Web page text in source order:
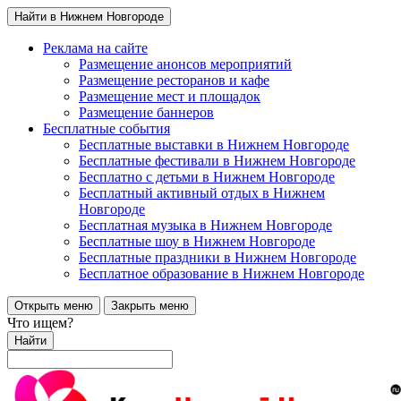
Найти в Нижнем Новгороде
Реклама на сайте
Размещение анонсов мероприятий
Размещение ресторанов и кафе
Размещение мест и площадок
Размещение баннеров
Бесплатные события
Бесплатные выставки в Нижнем Новгороде
Бесплатные фестивали в Нижнем Новгороде
Бесплатно с детьми в Нижнем Новгороде
Бесплатный активный отдых в Нижнем
Новгороде
Бесплатная музыка в Нижнем Новгороде
Бесплатные шоу в Нижнем Новгороде
Бесплатные праздники в Нижнем Новгороде
Бесплатное образование в Нижнем Новгороде
Открыть меню Закрыть меню
Что ищем?
Найти